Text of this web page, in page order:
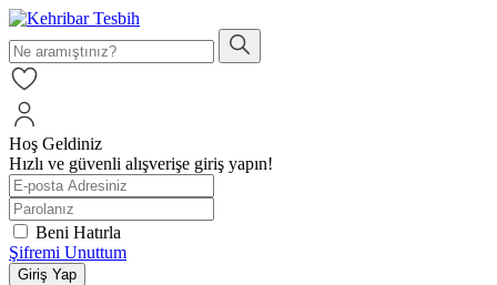
Hoş Geldiniz
Hızlı ve güvenli alışverişe giriş yapın!
Beni Hatırla
Şifremi Unuttum
Giriş Yap